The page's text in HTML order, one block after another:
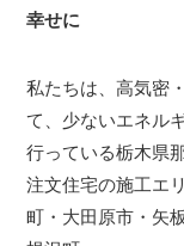
幸せに
私たちは、高気密
て、少ないエネル
行っている栃木県
注文住宅の施工エ
町・大田原市・矢